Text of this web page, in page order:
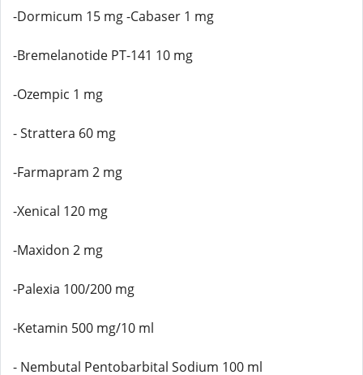
-Dormicum 15 mg -Cabaser 1 mg
-Bremelanotide PT-141 10 mg
-Ozempic 1 mg
- Strattera 60 mg
-Farmapram 2 mg
-Xenical 120 mg
-Maxidon 2 mg
-Palexia 100/200 mg
-Ketamin 500 mg/10 ml
- Nembutal Pentobarbital Sodium 100 ml